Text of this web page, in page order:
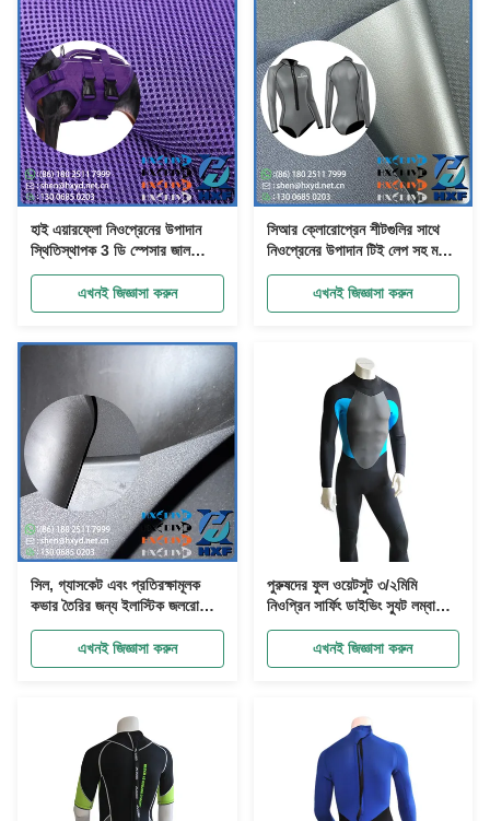
হাই এয়ারফ্লো নিওপ্রেনের উপাদান
স্থিতিস্থাপক 3 ডি স্পেসার জাল
নির্মাণের জন্য পোষা প্রাণী হার্নেস
ব্যাকপ্যাক শ্বাস প্রশ্বাসের ক্রীড়া
প্যাড
এখনই জিজ্ঞাসা করুন
সিআর ক্লোরোপ্রেন শীটগুলির সাথে
নিওপ্রেনের উপাদান টিই লেপ সহ মসৃণ
ত্বক শক্তিশালী টাইটানিয়াম আঠালো
জন্য সাঁতারের পোশাক এবং ওয়েটসট
আস্তরণের জন্য
এখনই জিজ্ঞাসা করুন
সিল, গ্যাসকেট এবং প্রতিরক্ষামূলক
কভার তৈরির জন্য ইলাস্টিক জলরোধী
সিন্থেটিক রাবার নিওপ্রিন উপাদান
এখনই জিজ্ঞাসা করুন
পুরুষদের ফুল ওয়েটসুট ৩/২মিমি
নিওপ্রিন সার্ফিং ডাইভিং স্যুট লম্বা
হাতা ব্যাক জিপ চেস্ট স্মুথ-স্কিন
প্যানেল স্ট্রেচ থার্মাল সার্ফ/এসইউপি/
স্নোরকেলিং
এখনই জিজ্ঞাসা করুন